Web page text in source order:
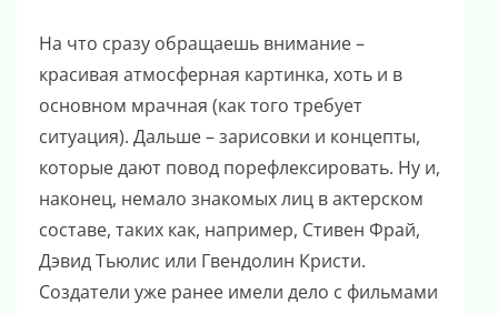
На что сразу обращаешь внимание –
красивая атмосферная картинка, хоть и в
основном мрачная (как того требует
ситуация). Дальше – зарисовки и концепты,
которые дают повод порефлексировать. Ну и,
наконец, немало знакомых лиц в актерском
составе, таких как, например, Стивен Фрай,
Дэвид Тьюлис или Гвендолин Кристи.
Создатели уже ранее имели дело с фильмами